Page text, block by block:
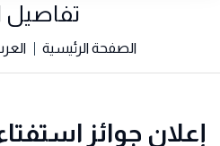
تفاصيل
الصفحة الرئيسية
إعلان جوائز